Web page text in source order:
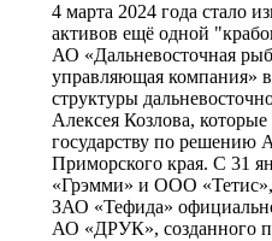
4 марта 2024 года стало
активов ещё одной
АО «Дальневосточная
управляющая компания»
структуры
Алексея Козлова,
государству по решению
Приморского края. С 31
«Грэмми» и ООО «Тетис»,
ЗАО «Тефида»
АО «ДРУК», созданного